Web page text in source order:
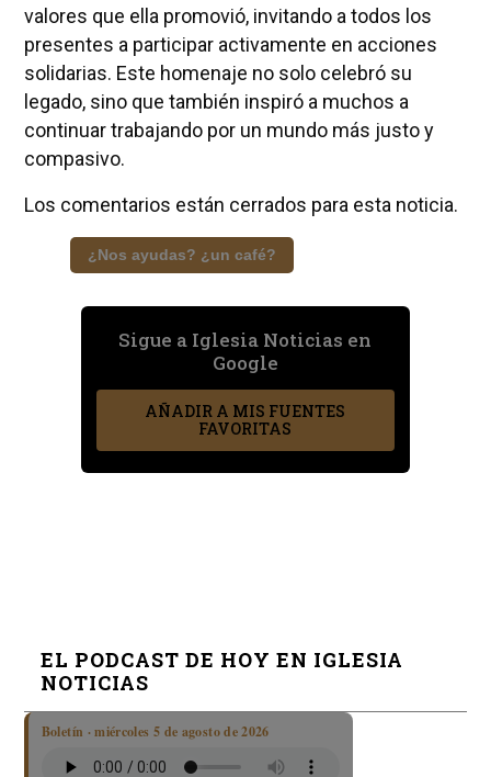
valores que ella promovió, invitando a todos los
presentes a participar activamente en acciones
solidarias. Este homenaje no solo celebró su
legado, sino que también inspiró a muchos a
continuar trabajando por un mundo más justo y
compasivo.
Los comentarios están cerrados para esta noticia.
¿Nos ayudas? ¿un café?
Sigue a Iglesia Noticias en
Google
AÑADIR A MIS FUENTES
FAVORITAS
EL PODCAST DE HOY EN IGLESIA
NOTICIAS
Boletín · miércoles 5 de agosto de 2026